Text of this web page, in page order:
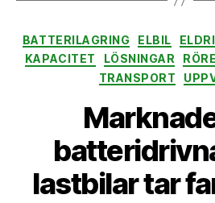
BATTERILAGRING ELBIL
KAPACITET
LÖSNINGAR
TRANSPORT
lastbilar tar